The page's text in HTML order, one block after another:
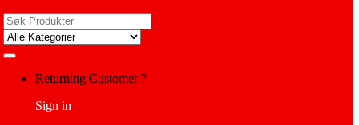
Search
for:
Returning Customer ?
Sign in